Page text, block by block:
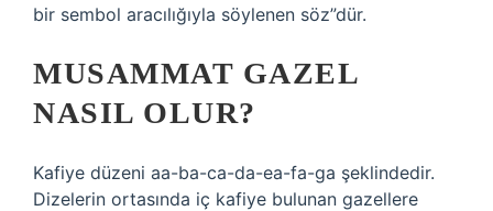
bir sembol aracılığıyla söylenen söz”dür.
MUSAMMAT GAZEL
NASIL OLUR?
Kafiye düzeni aa-ba-ca-da-ea-fa-ga şeklindedir.
Dizelerin ortasında iç kafiye bulunan gazellere